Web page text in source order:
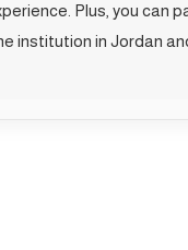
Plus, you can
institution in Jordan